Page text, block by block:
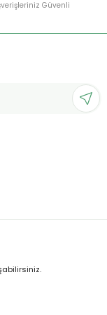
Güvenli